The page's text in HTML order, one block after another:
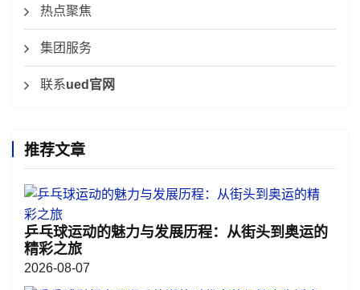
热点聚焦
集团服务
联系ued官网
推荐文章
乒乓球运动的魅力与发展历程：从街头到奥运的
精彩之旅
2026-08-07